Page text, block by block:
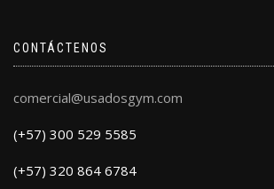
CONTÁCTENOS
comercial@usadosgym.com
(+57) 300 529 5585
(+57) 320 864 6784